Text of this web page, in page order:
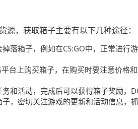
，获取箱子主要有以下几种途径：
落箱子，例如在CS:GO中，正常进行
台上购买箱子，在购买时要注意价格
和活动，完成后可以获得箱子奖励，
，密切关注游戏的更新和活动信息，